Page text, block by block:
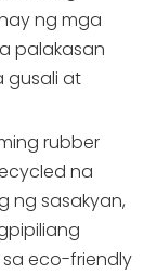
ng mga
palakasan
gusali at
rubber
na
ng sasakyan,
eco-friendly